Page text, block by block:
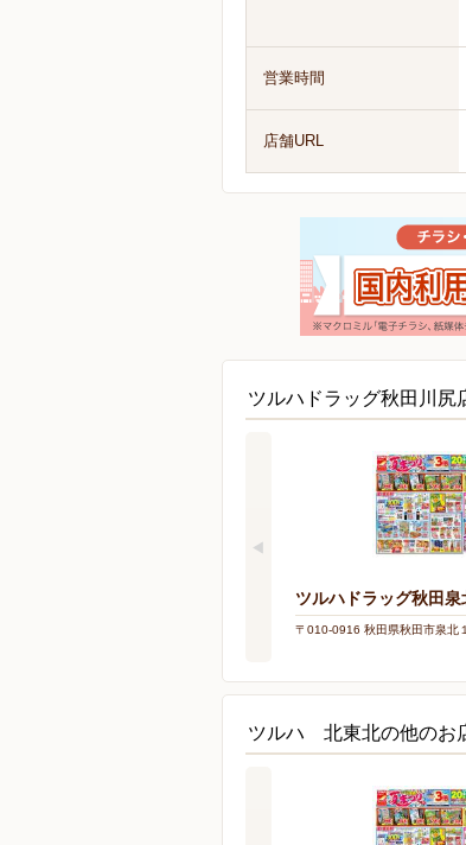
営業時間
店舗URL
ツルハドラッグ秋田川尻
ツルハドラッグ秋田泉
〒010-0916 秋田県秋田市泉北
ツルハ 北東北の他のお